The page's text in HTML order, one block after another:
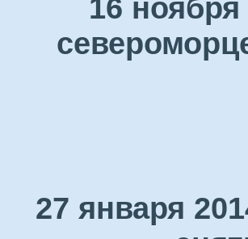
16 ноября
27 января